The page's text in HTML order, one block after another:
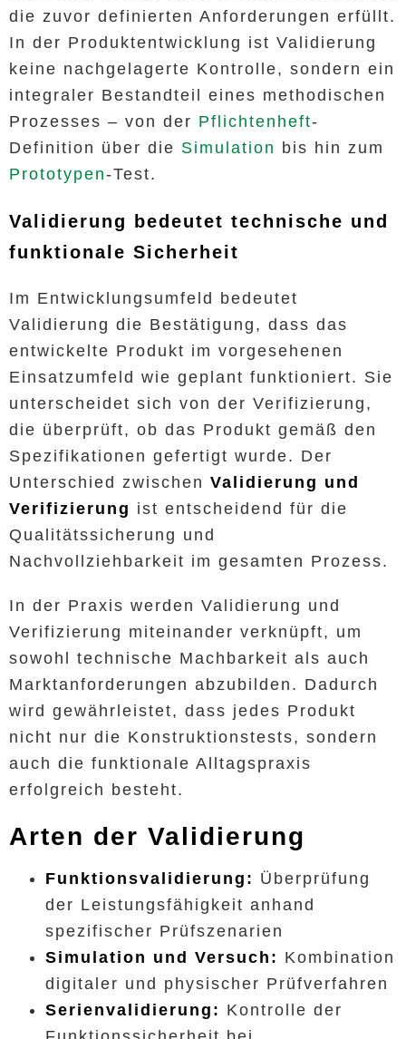
die zuvor definierten Anforderungen erfüllt.
In der Produktentwicklung ist Validierung
keine nachgelagerte Kontrolle, sondern ein
integraler Bestandteil eines methodischen
Prozesses – von der Pflichtenheft-
Definition über die Simulation bis hin zum
Prototypen-Test.
Validierung bedeutet technische und
funktionale Sicherheit
Im Entwicklungsumfeld bedeutet
Validierung die Bestätigung, dass das
entwickelte Produkt im vorgesehenen
Einsatzumfeld wie geplant funktioniert. Sie
unterscheidet sich von der Verifizierung,
die überprüft, ob das Produkt gemäß den
Spezifikationen gefertigt wurde. Der
Unterschied zwischen Validierung und
Verifizierung ist entscheidend für die
Qualitätssicherung und
Nachvollziehbarkeit im gesamten Prozess.
In der Praxis werden Validierung und
Verifizierung miteinander verknüpft, um
sowohl technische Machbarkeit als auch
Marktanforderungen abzubilden. Dadurch
wird gewährleistet, dass jedes Produkt
nicht nur die Konstruktionstests, sondern
auch die funktionale Alltagspraxis
erfolgreich besteht.
Arten der Validierung
Funktionsvalidierung: Überprüfung
der Leistungsfähigkeit anhand
spezifischer Prüfszenarien
Simulation und Versuch: Kombination
digitaler und physischer Prüfverfahren
Serienvalidierung: Kontrolle der